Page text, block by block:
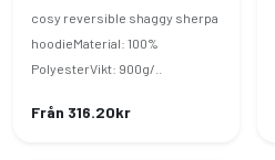
cosy reversible shaggy sherpa
hoodieMaterial: 100%
PolyesterVikt: 900g/..
Från 316.20kr